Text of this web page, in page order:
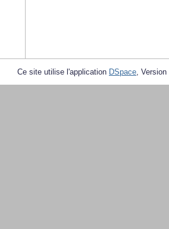
Ce site utilise l'application DSpace,